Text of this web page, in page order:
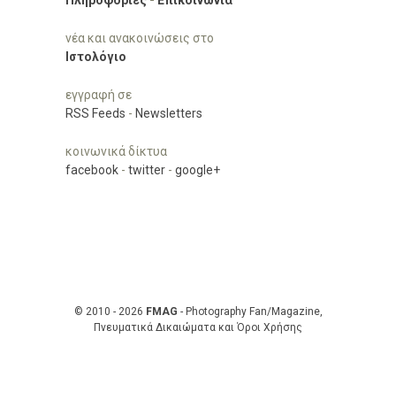
νέα και ανακοινώσεις στο
Ιστολόγιο
εγγραφή σε
RSS Feeds - Newsletters
κοινωνικά δίκτυα
facebook - twitter - google+
© 2010 - 2026 FMAG - Photography Fan/Magazine,
Πνευματικά Δικαιώματα και Όροι Χρήσης